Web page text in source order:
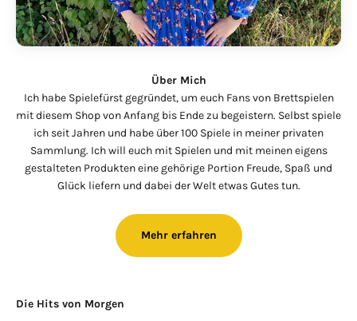
Über Mich
Ich habe Spielefürst gegründet, um euch Fans von Brettspielen
mit diesem Shop von Anfang bis Ende zu begeistern. Selbst spiele
ich seit Jahren und habe über 100 Spiele in meiner privaten
Sammlung. Ich will euch mit Spielen und mit meinen eigens
gestalteten Produkten eine gehörige Portion Freude, Spaß und
Glück liefern und dabei der Welt etwas Gutes tun.
Mehr erfahren
Die Hits von Morgen